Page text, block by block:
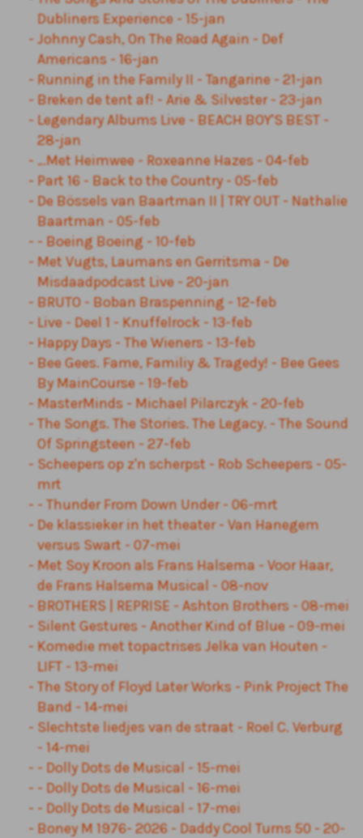
Dubliners Experience - 15-jan
Johnny Cash, On The Road Again - Def
Americans - 16-jan
Running in the Family II - Tangarine - 21-jan
Breken de tent af! - Arie & Silvester - 23-jan
Legendary Albums Live - BEACH BOY'S BEST -
28-jan
…Met Heimwee - Roxeanne Hazes - 04-feb
Part 16 - Back to the Country - 05-feb
De Bössels van Baartman II | TRY OUT - Nathalie
Baartman - 05-feb
- Boeing Boeing - 10-feb
Met Vugts, Laumans en Gerritsma - De
Misdaadpodcast Live - 20-jan
BRUTO - Boban Braspenning - 12-feb
Live - Deel 1 - Knuffelrock - 13-feb
Happy Days - The Wieners - 13-feb
Bee Gees. Fame, Familiy & Tragedy! - Bee Gees
By MainCourse - 19-feb
MasterMinds - Michael Pilarczyk - 20-feb
The Songs. The Stories. The Legacy. - The Sound
Of Springsteen - 27-feb
Scheepers op z'n scherpst - Rob Scheepers - 05-
mrt
- Thunder From Down Under - 06-mrt
De klassieker in het theater - Van Hanegem
versus Swart - 07-mei
Met Soy Kroon als Frans Halsema - Voor Haar,
de Frans Halsema Musical - 08-nov
BROTHERS | REPRISE - Ashton Brothers - 08-mei
Silent Gestures - Another Kind of Blue - 09-mei
Komedie met topactrises Jelka van Houten -
LIFT - 13-mei
The Story of Floyd Later Works - Pink Project The
Band - 14-mei
Slechtste liedjes van de straat - Roel C. Verburg
- 14-mei
- Dolly Dots de Musical - 15-mei
- Dolly Dots de Musical - 16-mei
- Dolly Dots de Musical - 17-mei
Boney M 1976- 2026 - Daddy Cool Turns 50 - 20-